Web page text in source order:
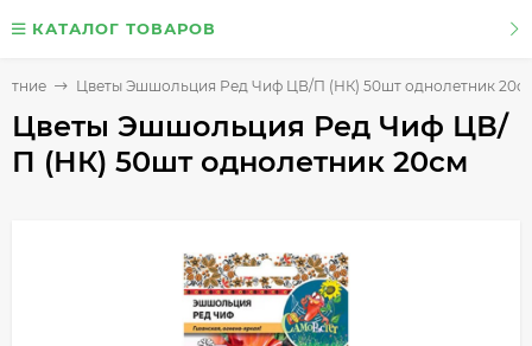
КАТАЛОГ ТОВАРОВ
Цветы Эшшольция Ред Чиф ЦВ/П (НК) 50шт однолетник
Цветы Эшшольция Ред Чиф ЦВ/
П (НК) 50шт однолетник 20см